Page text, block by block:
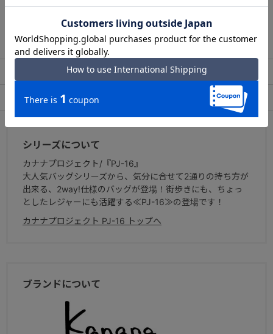
この商品について問い合わせる
出荷・配送について 返品・交換について
アフターサービス
シリーズについて
カナナプロジェクト/『PJ-16』
大人気バッグシリーズから、気分に合せて2通りの持ち方が
出来る、2way!仕様のバッグが登場！街歩きにも、ちょっ
としたレジャーにも活躍する≪PJ-16≫の登場です！
カナナプロジェクト PJ-16 トップへ
ブランドについて